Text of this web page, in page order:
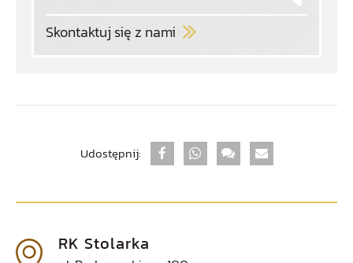
Skontaktuj się z nami
Udostępnij:
RK Stolarka